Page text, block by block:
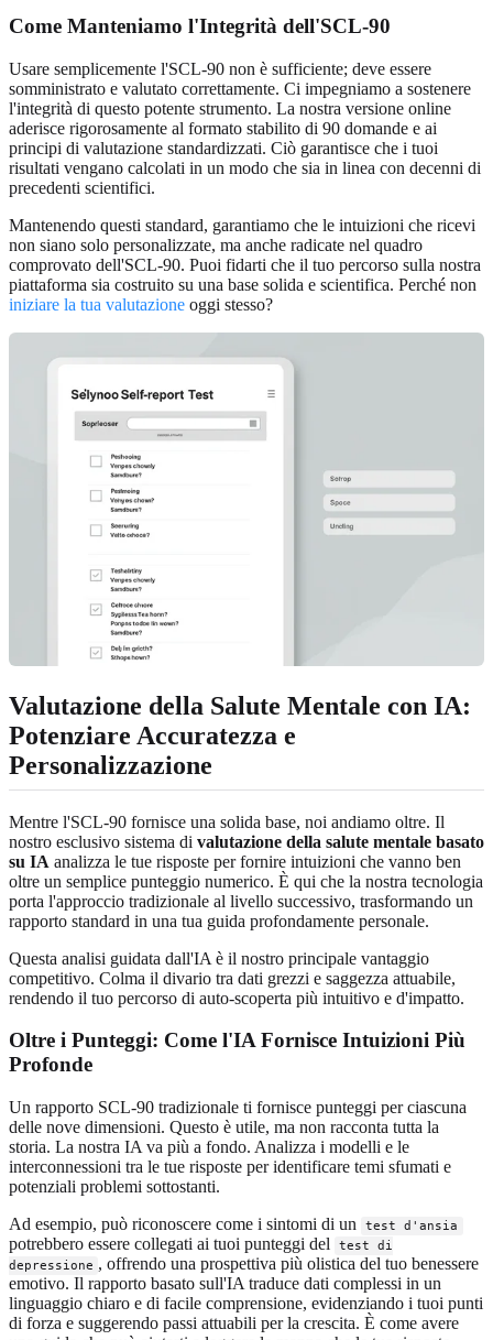
Come Manteniamo l'Integrità dell'SCL-90
Usare semplicemente l'SCL-90 non è sufficiente; deve essere
somministrato e valutato correttamente. Ci impegniamo a sostenere
l'integrità di questo potente strumento. La nostra versione online
aderisce rigorosamente al formato stabilito di 90 domande e ai
principi di valutazione standardizzati. Ciò garantisce che i tuoi
risultati vengano calcolati in un modo che sia in linea con decenni di
precedenti scientifici.
Mantenendo questi standard, garantiamo che le intuizioni che ricevi
non siano solo personalizzate, ma anche radicate nel quadro
comprovato dell'SCL-90. Puoi fidarti che il tuo percorso sulla nostra
piattaforma sia costruito su una base solida e scientifica. Perché non
iniziare la tua valutazione oggi stesso?
Valutazione della Salute Mentale con IA:
Potenziare Accuratezza e
Personalizzazione
Mentre l'SCL-90 fornisce una solida base, noi andiamo oltre. Il
nostro esclusivo sistema di valutazione della salute mentale basato
su IA analizza le tue risposte per fornire intuizioni che vanno ben
oltre un semplice punteggio numerico. È qui che la nostra tecnologia
porta l'approccio tradizionale al livello successivo, trasformando un
rapporto standard in una tua guida profondamente personale.
Questa analisi guidata dall'IA è il nostro principale vantaggio
competitivo. Colma il divario tra dati grezzi e saggezza attuabile,
rendendo il tuo percorso di auto-scoperta più intuitivo e d'impatto.
Oltre i Punteggi: Come l'IA Fornisce Intuizioni Più
Profonde
Un rapporto SCL-90 tradizionale ti fornisce punteggi per ciascuna
delle nove dimensioni. Questo è utile, ma non racconta tutta la
storia. La nostra IA va più a fondo. Analizza i modelli e le
interconnessioni tra le tue risposte per identificare temi sfumati e
potenziali problemi sottostanti.
Ad esempio, può riconoscere come i sintomi di un
test d'ansia
potrebbero essere collegati ai tuoi punteggi del
test di
depressione , offrendo una prospettiva più olistica del tuo benessere
emotivo. Il rapporto basato sull'IA traduce dati complessi in un
linguaggio chiaro e di facile comprensione, evidenziando i tuoi punti
di forza e suggerendo passi attuabili per la crescita. È come avere